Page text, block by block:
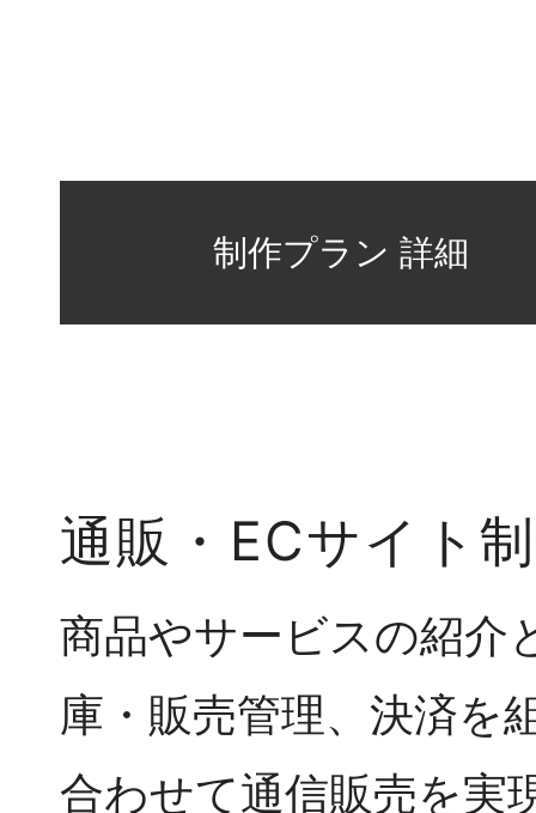
通販・ECサイト
商品やサービスの紹介
庫・販売管理、決済を
合わせて通信販売を実